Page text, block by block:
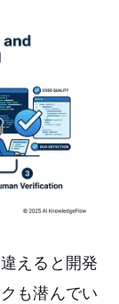
えると開発
も潜んでい